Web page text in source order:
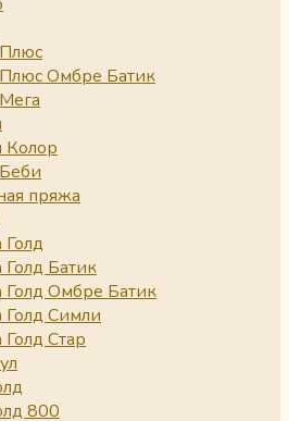
Омбре Батик
пряжа
Батик
Голд Омбре Батик
Голд Симли
Стар
800